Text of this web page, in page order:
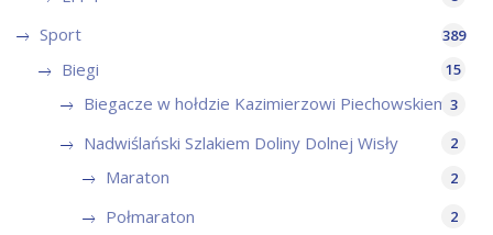
Sport 389
Biegi 15
Biegacze w hołdzie Kazimierzowi Piechowskiemu
3
Nadwiślański Szlakiem Doliny Dolnej Wisły 2
Maraton 2
Połmaraton 2